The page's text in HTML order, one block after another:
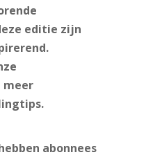
editie zijn
meer
abonnees